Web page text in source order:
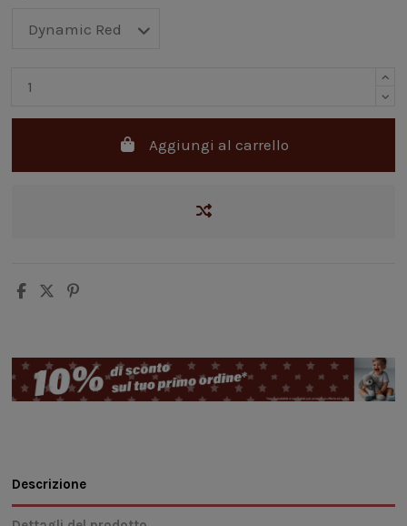
Aggiungi al carrello
Descrizione